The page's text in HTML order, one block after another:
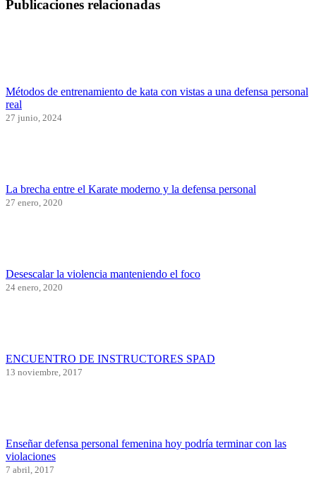
Publicaciones relacionadas
Métodos de entrenamiento de kata con vistas a una defensa personal
real
27 junio, 2024
La brecha entre el Karate moderno y la defensa personal
27 enero, 2020
Desescalar la violencia manteniendo el foco
24 enero, 2020
ENCUENTRO DE INSTRUCTORES SPAD
13 noviembre, 2017
Enseñar defensa personal femenina hoy podría terminar con las
violaciones
7 abril, 2017